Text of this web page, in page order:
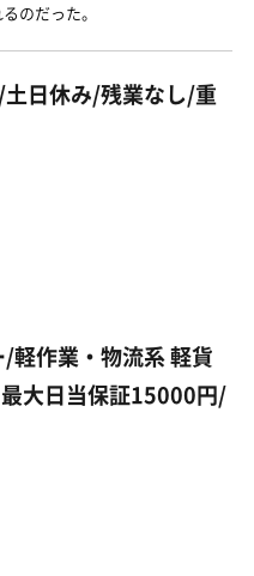
のだった。
日休み/残業なし/重
軽作業・物流系 軽貨
大日当保証15000円/